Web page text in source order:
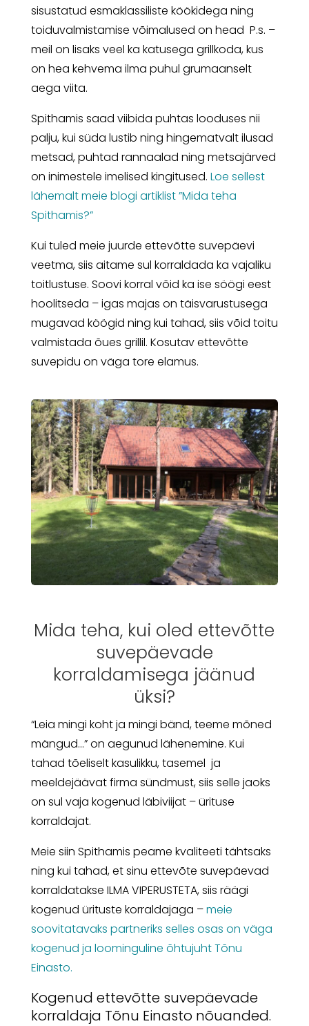
sisustatud esmaklassiliste köökidega ning
toiduvalmistamise võimalused on head P.s. –
meil on lisaks veel ka katusega grillkoda, kus
on hea kehvema ilma puhul grumaanselt
aega viita.
Spithamis saad viibida puhtas looduses nii
palju, kui süda lustib ning hingematvalt ilusad
metsad, puhtad rannaalad ning metsajärved
on inimestele imelised kingitused. Loe sellest
lähemalt meie blogi artiklist ”Mida teha
Spithamis?”
Kui tuled meie juurde ettevõtte suvepäevi
veetma, siis aitame sul korraldada ka vajaliku
toitlustuse. Soovi korral võid ka ise söögi eest
hoolitseda – igas majas on täisvarustusega
mugavad köögid ning kui tahad, siis võid toitu
valmistada õues grillil. Kosutav ettevõtte
suvepidu on väga tore elamus.
Mida teha, kui oled ettevõtte
suvepäevade
korraldamisega jäänud
üksi?
“Leia mingi koht ja mingi bänd, teeme mõned
mängud…” on aegunud lähenemine. Kui
tahad tõeliselt kasulikku, tasemel ja
meeldejäävat firma sündmust, siis selle jaoks
on sul vaja kogenud läbiviijat – ürituse
korraldajat.
Meie siin Spithamis peame kvaliteeti tähtsaks
ning kui tahad, et sinu ettevõte suvepäevad
korraldatakse ILMA VIPERUSTETA, siis räägi
kogenud ürituste korraldajaga –meie
soovitatavaks partneriks selles osas on väga
kogenud ja loominguline õhtujuht Tõnu
Einasto.
Kogenud ettevõtte suvepäevade
korraldaja Tõnu Einasto nõuanded.